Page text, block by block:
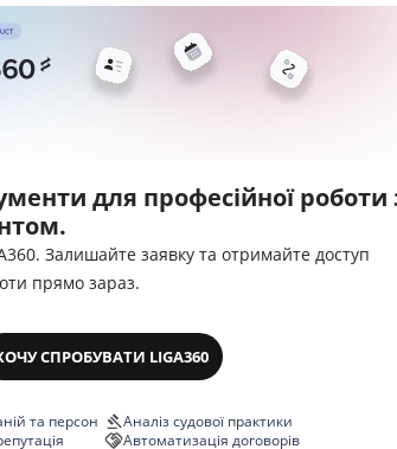
для професійної роботи
Залишайте заявку та отримайте доступ
прямо зараз.
СПРОБУВАТИ LIGA360
та персон
Аналіз судової практики
Автоматизація договорів